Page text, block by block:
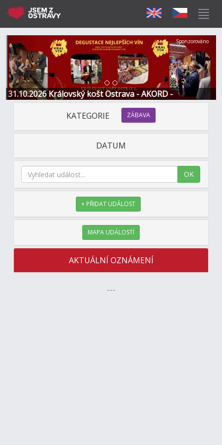
31.10.2026 Královský košt Ostrava - AKORD -
Restaurace a Hotel
Předchozí Další
Sponzorováno
KATEGORIE ZÁBAVA
DATUM
OK
+ PŘIDAT UDÁLOST
MAPA UDÁLOSTÍ
AKTUÁLNÍ OZNÁMENÍ
---